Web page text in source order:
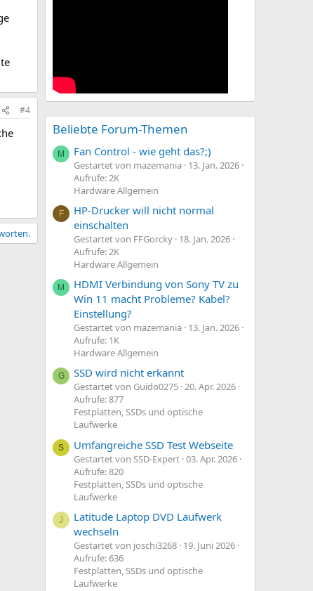
#4
Beliebte Forum-Themen
M Fan Control - wie geht das?;)
Gestartet von mazemania 13. Jan. 2026
Aufrufe: 2K
Hardware Allgemein
F
HP-Drucker will nicht normal
einschalten
Gestartet von FFGorcky 18. Jan. 2026
Aufrufe: 2K
Hardware Allgemein
M
HDMI Verbindung von Sony TV zu
Win 11 macht Probleme? Kabel?
Einstellung?
Gestartet von mazemania 13. Jan. 2026
Aufrufe: 1K
Hardware Allgemein
G SSD wird nicht erkannt
Gestartet von Guido0275 20. Apr. 2026
Aufrufe: 877
Festplatten, SSDs und optische
Laufwerke
S Umfangreiche SSD Test Webseite
Gestartet von SSD-Expert 03. Apr. 2026
Aufrufe: 820
Festplatten, SSDs und optische
Laufwerke
J
Latitude Laptop DVD Laufwerk
wechseln
Gestartet von joschi3268 19. Juni 2026
Aufrufe: 636
Festplatten, SSDs und optische
Laufwerke